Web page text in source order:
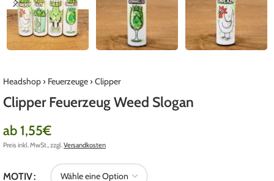
Headshop› Feuerzeuge› Clipper
Clipper Feuerzeug Weed Slogan
ab 1,55€
Preis inkl. MwSt., zzgl.Versandkosten
MOTIV